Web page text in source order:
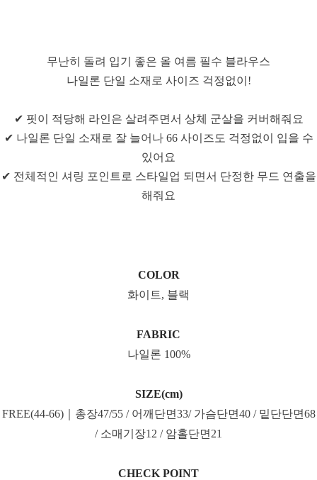
무난히 돌려 입기 좋은 올 여름 필수 블라우스
나일론 단일 소재로 사이즈 걱정없이!
✔ 핏이 적당해 라인은 살려주면서 상체 군살을 커버해줘요
✔ 나일론 단일 소재로 잘 늘어나 66 사이즈도 걱정없이 입을 수
있어요
✔ 전체적인 셔링 포인트로 스타일업 되면서 단정한 무드 연출을
해줘요
COLOR
화이트, 블랙
FABRIC
나일론 100%
SIZE(cm)
FREE(44-66)｜총장47/55 / 어깨단면33/ 가슴단면40 / 밑단단면68
/ 소매기장12 / 암홀단면21
CHECK POINT